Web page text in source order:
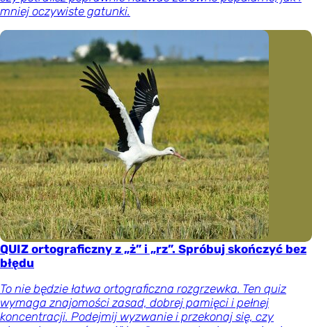
mniej oczywiste gatunki.
QUIZ ortograficzny z „ż” i „rz”. Spróbuj skończyć bez
błędu
To nie będzie łatwa ortograficzna rozgrzewka. Ten quiz
wymaga znajomości zasad, dobrej pamięci i pełnej
koncentracji. Podejmij wyzwanie i przekonaj się, czy